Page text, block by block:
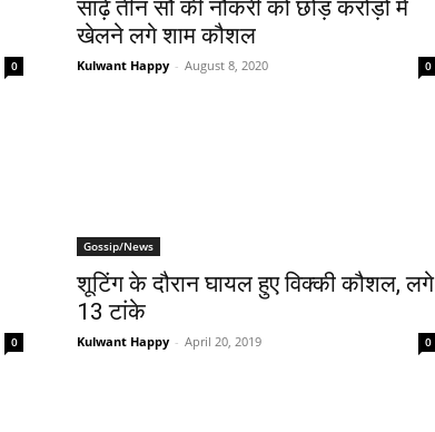
0
साढ़े तीन सौ की नौकरी को छोड़ करोड़ों में
खेलने लगे शाम कौशल
Kulwant Happy - August 8, 2020 0
0
Gossip/News
शूटिंग के दौरान घायल हुए विक्की कौशल, लगे
13 टांके
Kulwant Happy - April 20, 2019 0